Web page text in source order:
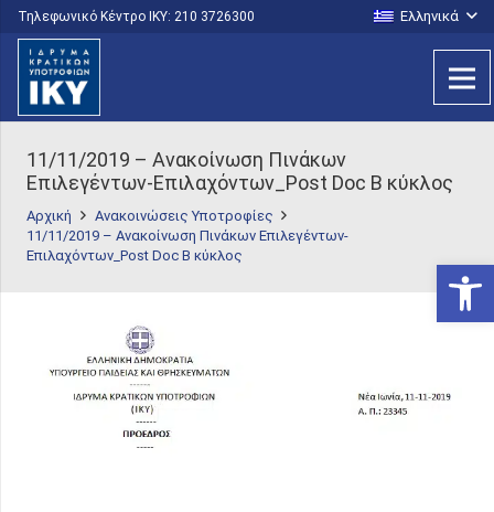
Τηλεφωνικό Κέντρο IKY: 210 3726300 Ελληνικά
11/11/2019 – Ανακοίνωση Πινάκων
Επιλεγέντων-Επιλαχόντων_Post Doc B κύκλος
Αρχική
Ανακοινώσεις Υποτροφίες
11/11/2019 – Ανακοίνωση Πινάκων Επιλεγέντων-
Επιλαχόντων_Post Doc B κύκλος